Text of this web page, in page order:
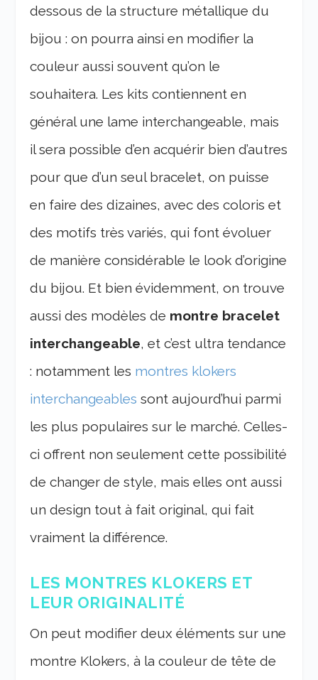
dessous de la structure métallique du
bijou : on pourra ainsi en modifier la
couleur aussi souvent qu’on le
souhaitera. Les kits contiennent en
général une lame interchangeable, mais
il sera possible d’en acquérir bien d’autres
pour que d’un seul bracelet, on puisse
en faire des dizaines, avec des coloris et
des motifs très variés, qui font évoluer
de manière considérable le look d’origine
du bijou. Et bien évidemment, on trouve
aussi des modèles de montre bracelet
interchangeable, et c’est ultra tendance
: notamment les montres klokers
interchangeables sont aujourd’hui parmi
les plus populaires sur le marché. Celles-
ci offrent non seulement cette possibilité
de changer de style, mais elles ont aussi
un design tout à fait original, qui fait
vraiment la différence.
LES MONTRES KLOKERS ET
LEUR ORIGINALITÉ
On peut modifier deux éléments sur une
montre Klokers, à la couleur de tête de